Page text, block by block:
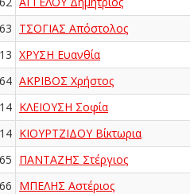
63 ΤΣΟΓΙΑΣ Απόστολος
13 ΧΡΥΣΗ Ευανθία
64 ΑΚΡΙΒΟΣ Χρήστος
14 ΚΛΕΙΟΥΣΗ Σοφία
14 ΚΙΟΥΡΤΖΙΔΟΥ Βίκτωρια
65 ΠΑΝΤΑΖΗΣ Στέργιος
66 ΜΠΕΛΗΣ Αστέριος